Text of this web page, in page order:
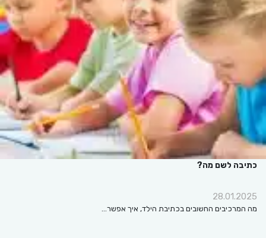
כתיבה לשם מה?
28.01.2025
מה המרכיבים החשובים בכתיבת הילד, איך אפשר…